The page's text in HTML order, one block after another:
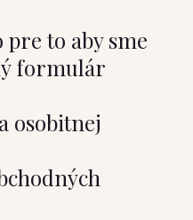
to aby sme
formulár
osobitnej